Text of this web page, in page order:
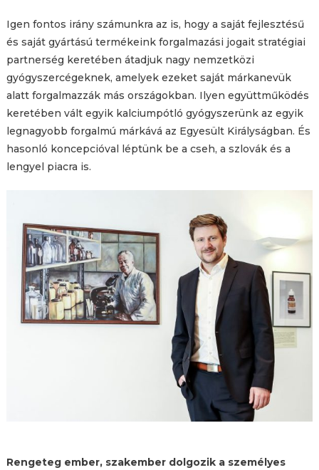
Igen fontos irány számunkra az is, hogy a saját fejlesztésű
és saját gyártású termékeink forgalmazási jogait stratégiai
partnerség keretében átadjuk nagy nemzetközi
gyógyszercégeknek, amelyek ezeket saját márkanevük
alatt forgalmazzák más országokban. Ilyen együttműködés
keretében vált egyik kalciumpótló gyógyszerünk az egyik
legnagyobb forgalmú márkává az Egyesült Királyságban. És
hasonló koncepcióval léptünk be a cseh, a szlovák és a
lengyel piacra is.
Rengeteg ember, szakember dolgozik a személyes